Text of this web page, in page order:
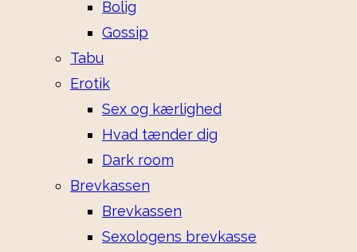
Bolig
Gossip
Tabu
Erotik
Sex og kærlighed
Hvad tænder dig
Dark room
Brevkassen
Brevkassen
Sexologens brevkasse